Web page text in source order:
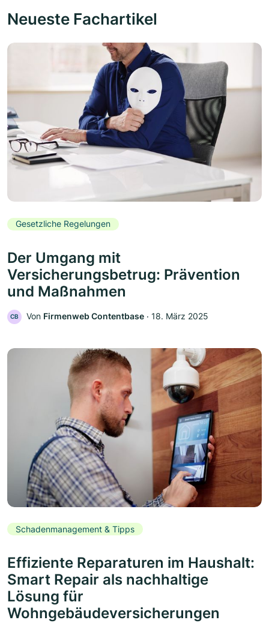
Neueste Fachartikel
Gesetzliche Regelungen
Der Umgang mit
Versicherungsbetrug: Prävention
und Maßnahmen
CB Von Firmenweb Contentbase ‧ 18. März 2025
Schadenmanagement & Tipps
Effiziente Reparaturen im Haushalt:
Smart Repair als nachhaltige
Lösung für
Wohngebäudeversicherungen